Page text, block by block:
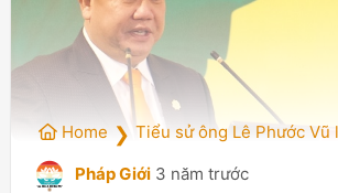
Home ❯ Tiểu sử ông Lê Phước Vũ
Pháp Giới 3 năm trước